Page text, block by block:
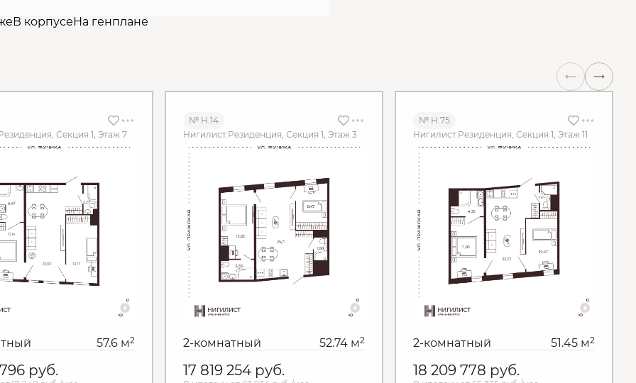
В корпусеНа генплане
Секция 1, Этаж 7
57.6 м2
руб.
№ Н.14
Нигилист.Резиденция, Секция 1, Этаж 3
2-комнатный 52.74 м2
17 819 254 руб.
№ Н.75
Нигилист.Резиденция, Секция 1, Этаж 11
2-комнатный 51.45 м2
18 209 778 руб.